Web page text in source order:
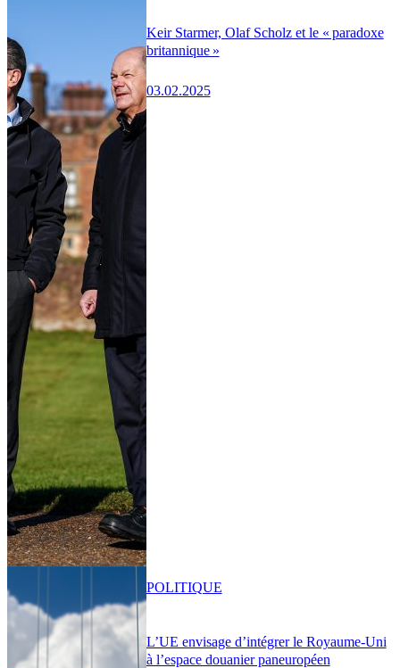
Keir Starmer, Olaf Scholz et le « paradoxe
britannique »
03.02.2025
L’UE envisage d’intégrer le Royaume-Uni
à l’espace douanier paneuropéen
POLITIQUE